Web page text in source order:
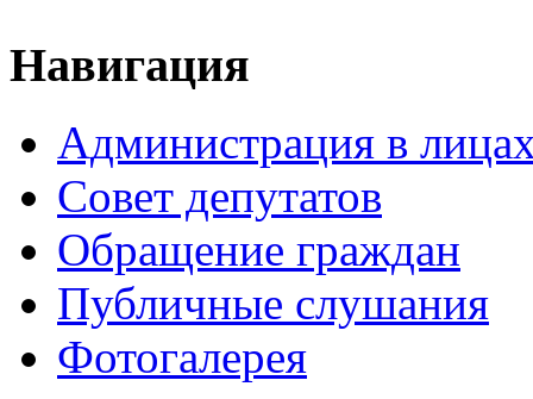
Навигация
Администрация в
Совет депутатов
Обращение граждан
Публичные слушания
Фотогалерея